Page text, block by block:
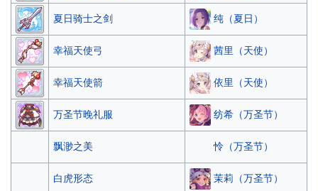
夏日骑士之剑 纯（夏日）
幸福天使弓 茜里（天使）
幸福天使箭 依里（天使）
万圣节晚礼服 纺希（万圣节）
飘渺之美 怜（万圣节）
白虎形态 茉莉（万圣节）